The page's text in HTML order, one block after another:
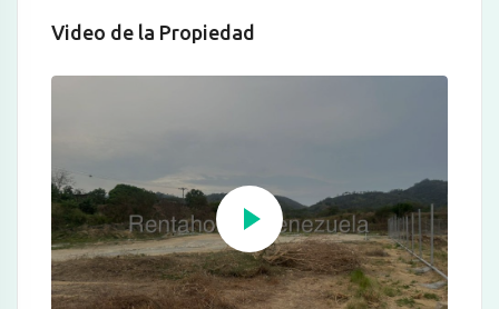
Video de la Propiedad